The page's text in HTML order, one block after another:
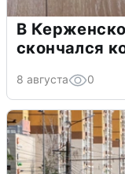
В
скончался
8 августа 0